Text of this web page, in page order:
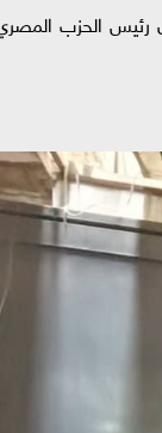
زهران رئيس الحزب